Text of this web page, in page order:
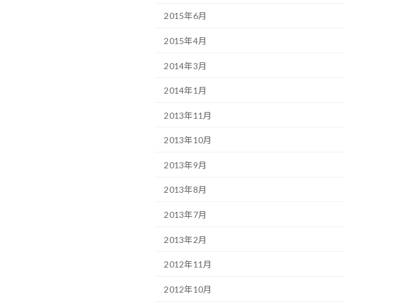
2015年6月
2015年4月
2014年3月
2014年1月
2013年11月
2013年10月
2013年9月
2013年8月
2013年7月
2013年2月
2012年11月
2012年10月